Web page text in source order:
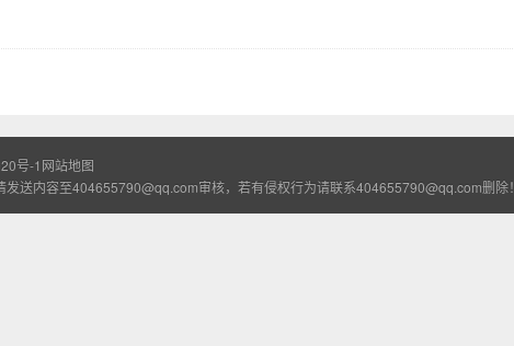
号-1 网站地图
送内容至404655790@qq.com审核，若有侵权行为请联系404655790@qq.com删除！